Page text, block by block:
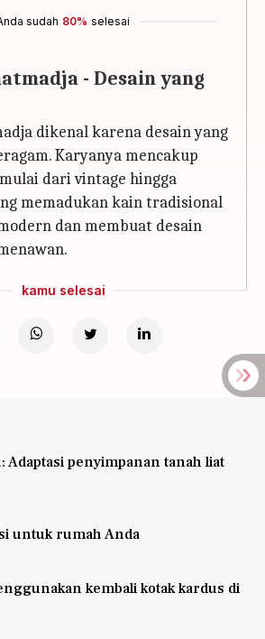
sudah 80% selesai
- Desain yang
dikenal karena desain yang
Karyanya mencakup
dari vintage hingga
memadukan kain tradisional
dan membuat desain
kamu selesai
Adaptasi penyimpanan tanah liat
untuk rumah Anda
kembali kotak kardus di